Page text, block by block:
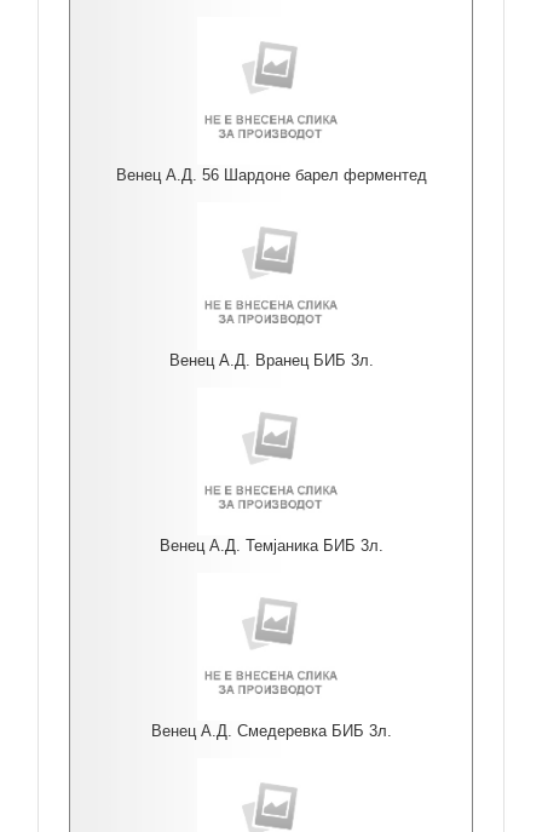
Венец А.Д. 56 Шардоне барел ферментед
Венец А.Д. Вранец БИБ 3л.
Венец А.Д. Темјаника БИБ 3л.
Венец А.Д. Смедеревка БИБ 3л.